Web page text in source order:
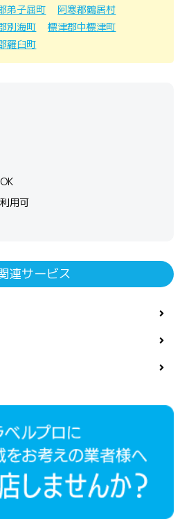
弟子屈町
阿寒郡鶴居村
別海町
標津郡中標津町
羅臼町
用可
連サービス